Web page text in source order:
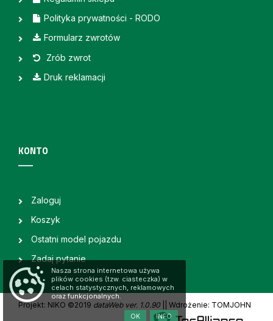
Polityka prywatności - RODO
Formularz zwrotów
Zrób zwrot
Druk reklamacji
KONTO
Zaloguj
Koszyk
Ostatni model pojazdu
Zadaj pytanie
Projekt: NIKO ©2019 dataWeb ver. 1.0.90 | Wdrożenie: TOMJOHN
Nasza strona internetowa używa
plików cookies (tzw. ciasteczka) w
celach statystycznych, reklamowych
oraz funkcjonalnych.
INFO
OK